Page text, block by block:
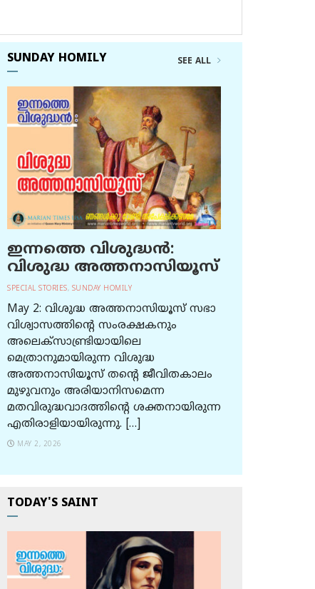
SUNDAY HOMILY SEE ALL
ഇന്നത്തെ വിശുദ്ധന്‍:
വിശുദ്ധ അത്തനാസിയൂസ്
SPECIAL STORIES, SUNDAY HOMILY
May 2: വിശുദ്ധ അത്തനാസിയൂസ് സഭാ
വിശ്വാസത്തിന്റെ സംരക്ഷകനും
അലെക്സാണ്ട്രിയായിലെ
മെത്രാനുമായിരുന്ന വിശുദ്ധ
അത്തനാസിയൂസ് തന്റെ ജീവിതകാലം
മുഴുവനും അരിയാനിസമെന്ന
മതവിരുദ്ധവാദത്തിന്റെ ശക്തനായിരുന്ന
എതിരാളിയായിരുന്നു. […]
MAY 2, 2026
TODAY'S SAINT